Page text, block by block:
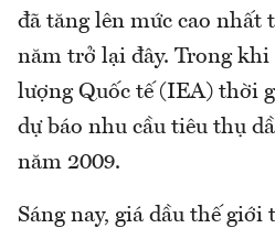
đã tăng lên mức cao nhất
năm trở lại đây. Trong khi
lượng Quốc tế (IEA) thời
dự báo nhu cầu tiêu thụ
năm 2009.
Sáng nay, giá dầu thế giới